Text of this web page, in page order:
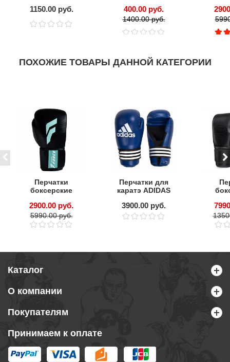
1150.00 руб. 400.00 руб.
1400.00 руб.
ПОХОЖИЕ ТОВАРЫ ДАННОЙ КАТЕГОРИИ
Перчатки
боксерские
2900.00 руб.
5990.00 руб.
Перчатки для
каратэ ADIDAS
3900.00 руб.
Каталог
О компании
Покупателям
Принимаем к оплате